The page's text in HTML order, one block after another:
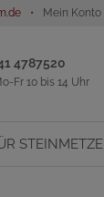
Mein Konto
4787520
Fr 10 bis 14 Uhr
STEINMETZE